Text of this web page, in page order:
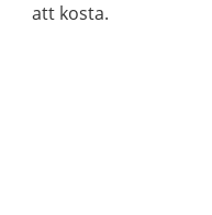
att kosta.